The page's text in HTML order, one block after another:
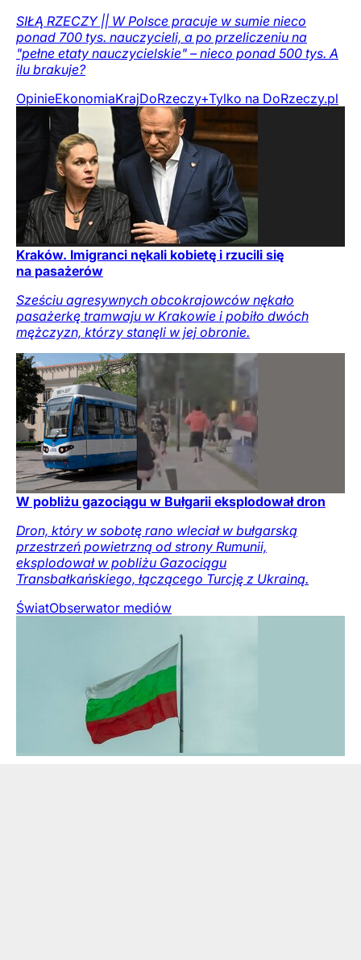
SIŁĄ RZECZY || W Polsce pracuje w sumie nieco
ponad 700 tys. nauczycieli, a po przeliczeniu na
"pełne etaty nauczycielskie" – nieco ponad 500 tys. A
ilu brakuje?
OpinieEkonomiaKrajDoRzeczy+Tylko na DoRzeczy.pl
Kraków. Imigranci nękali kobietę i rzucili się
na pasażerów
Sześciu agresywnych obcokrajowców nękało
pasażerkę tramwaju w Krakowie i pobiło dwóch
mężczyzn, którzy stanęli w jej obronie.
W pobliżu gazociągu w Bułgarii eksplodował dron
Dron, który w sobotę rano wleciał w bułgarską
przestrzeń powietrzną od strony Rumunii,
eksplodował w pobliżu Gazociągu
Transbałkańskiego, łączącego Turcję z Ukrainą.
ŚwiatObserwator mediów